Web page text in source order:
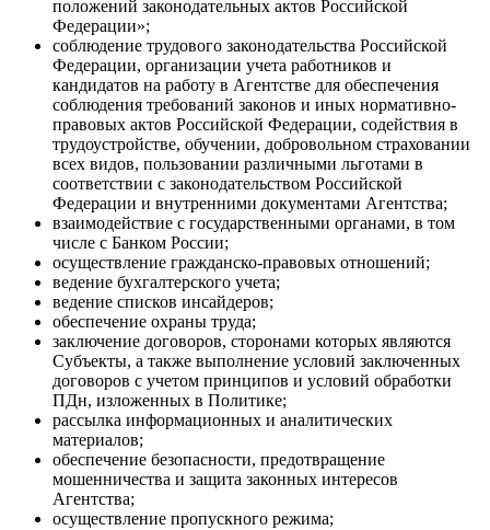
положений законодательных актов Российской
Федерации»;
соблюдение трудового законодательства Российской
Федерации, организации учета работников и
кандидатов на работу в Агентстве для обеспечения
соблюдения требований законов и иных нормативно-
правовых актов Российской Федерации, содействия в
трудоустройстве, обучении, добровольном страховании
всех видов, пользовании различными льготами в
соответствии с законодательством Российской
Федерации и внутренними документами Агентства;
взаимодействие с государственными органами, в том
числе с Банком России;
осуществление гражданско-правовых отношений;
ведение бухгалтерского учета;
ведение списков инсайдеров;
обеспечение охраны труда;
заключение договоров, сторонами которых являются
Субъекты, а также выполнение условий заключенных
договоров с учетом принципов и условий обработки
ПДн, изложенных в Политике;
рассылка информационных и аналитических
материалов;
обеспечение безопасности, предотвращение
мошенничества и защита законных интересов
Агентства;
осуществление пропускного режима;